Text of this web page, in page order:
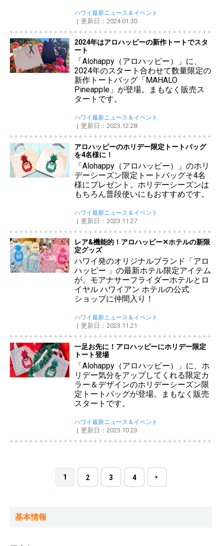
ハワイ最新ニュース＆イベント
更新日：2024.01.30
2024年はアロハッピーの新作トートでスタ
ート
「Alohappy（アロハッピー）」に、
2024年のスタート合わせて数量限定の
新作トートバッグ「MAHALO
Pineapple」が登場。まもなく販売ス
タートです。
ハワイ最新ニュース＆イベント
更新日：2023.12.28
アロハッピーのホリデー限定トートバッグ
を4名様に！
「Alohappy（アロハッピー）」のホリ
デーシーズン限定トートバッグそ4名
様にプレゼント。ホリデーシーズンは
もちろん普段使いにもおすすめです。
ハワイ最新ニュース＆イベント
更新日：2023.11.27
レア&機能的！アロハッピー✕ホテルの新限
定グッズ
ハワイ発のオリジナルブランド「アロ
ハッピー 」の最新ホテル限定アイテム
が、モアナサーフライダーホテルとロ
イヤル ハワイアン ホテルの公式
ショップに仲間入り！
ハワイ最新ニュース＆イベント
更新日：2023.11.21
一足お先に！アロハッピーにホリデー限定
トート登場
「Alohappy（アロハッピー）」に、ホ
リデー気分をアップしてくれる限定カ
ラー＆デザインのホリデーシーズン限
定トートバッグが登場。まもなく販売
スタートです。
ハワイ最新ニュース＆イベント
更新日：2023.10.23
1 2 3 4
基本情報